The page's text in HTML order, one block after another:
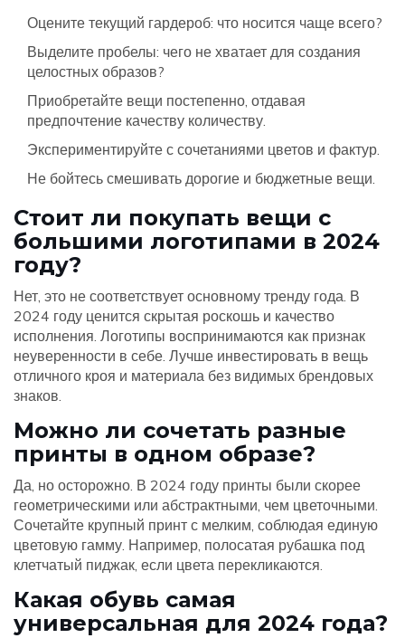
Оцените текущий гардероб: что носится чаще всего?
Выделите пробелы: чего не хватает для создания
целостных образов?
Приобретайте вещи постепенно, отдавая
предпочтение качеству количеству.
Экспериментируйте с сочетаниями цветов и фактур.
Не бойтесь смешивать дорогие и бюджетные вещи.
Стоит ли покупать вещи с
большими логотипами в 2024
году?
Нет, это не соответствует основному тренду года. В
2024 году ценится скрытая роскошь и качество
исполнения. Логотипы воспринимаются как признак
неуверенности в себе. Лучше инвестировать в вещь
отличного кроя и материала без видимых брендовых
знаков.
Можно ли сочетать разные
принты в одном образе?
Да, но осторожно. В 2024 году принты были скорее
геометрическими или абстрактными, чем цветочными.
Сочетайте крупный принт с мелким, соблюдая единую
цветовую гамму. Например, полосатая рубашка под
клетчатый пиджак, если цвета перекликаются.
Какая обувь самая
универсальная для 2024 года?